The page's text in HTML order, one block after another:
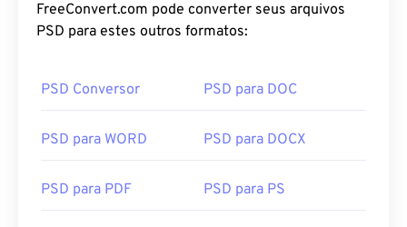
FreeConvert.com pode converter seus arquivos
PSD para estes outros formatos:
PSD Conversor PSD para DOC
PSD para WORD PSD para DOCX
PSD para PDF PSD para PS